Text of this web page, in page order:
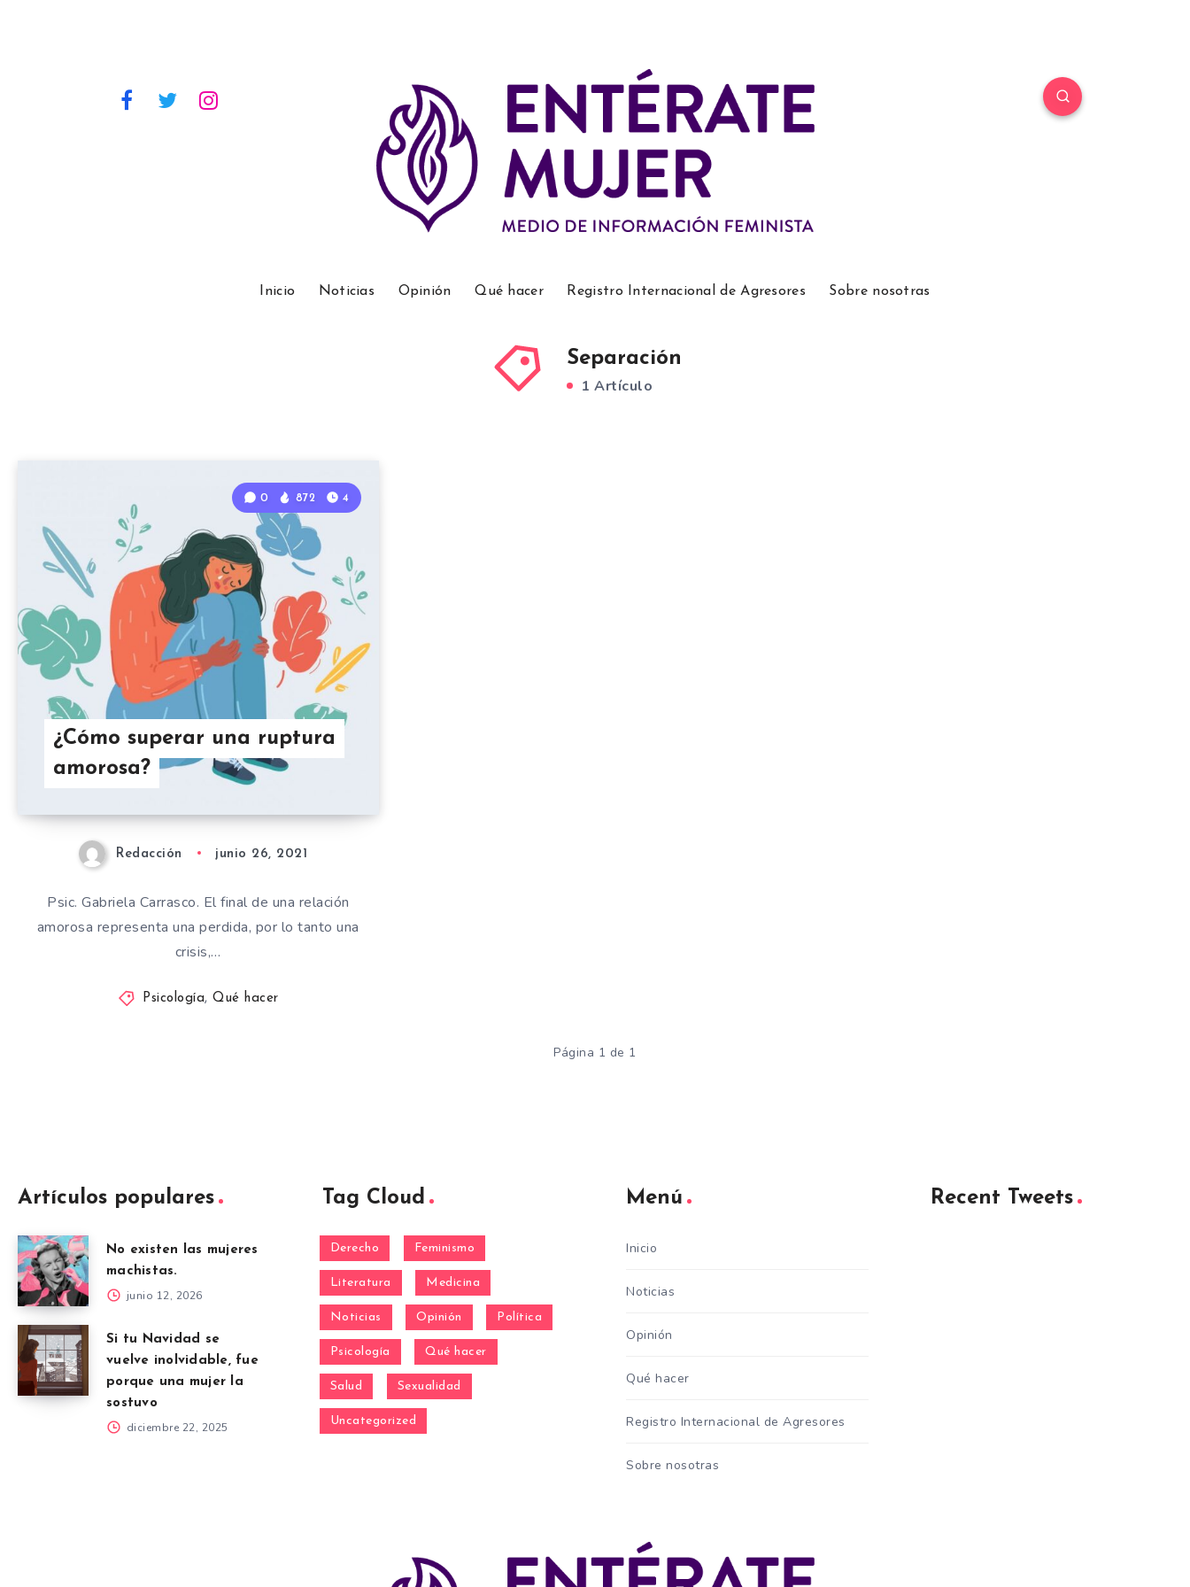
Inicio Noticias Opinión Qué hacer Registro Internacional de Agresores Sobre nosotras
Separación
1 Artículo
¿Cómo superar una ruptura
amorosa?
0 872 4
Redacción junio 26, 2021
Psic. Gabriela Carrasco. El final de una relación
amorosa representa una perdida, por lo tanto una
crisis,…
Psicología,Qué hacer
Página 1 de 1
Artículos populares
No existen las mujeres
machistas.
junio 12, 2026
Si tu Navidad se
vuelve inolvidable, fue
porque una mujer la
sostuvo
diciembre 22, 2025
Tag Cloud
Derecho Feminismo
Literatura Medicina
Noticias Opinión Política
Psicología Qué hacer
Salud Sexualidad
Uncategorized
Menú
Inicio
Noticias
Opinión
Qué hacer
Registro Internacional de Agresores
Sobre nosotras
Recent Tweets